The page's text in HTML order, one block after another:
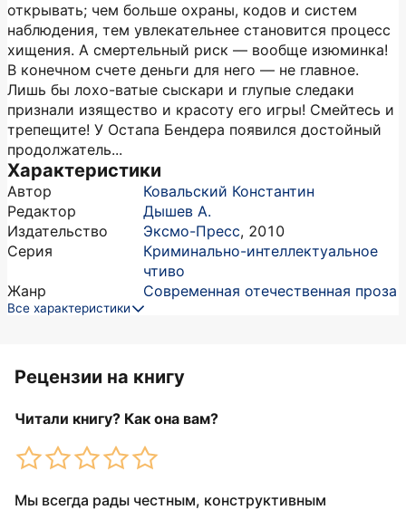
открывать; чем больше охраны, кодов и систем
наблюдения, тем увлекательнее становится процесс
хищения. А смертельный риск — вообще изюминка!
В конечном счете деньги для него — не главное.
Лишь бы лохо-ватые сыскари и глупые следаки
признали изящество и красоту его игры! Смейтесь и
трепещите! У Остапа Бендера появился достойный
продолжатель...
Характеристики
Автор
Ковальский Константин
Редактор
Дышев А.
Издательство
Эксмо-Пресс, 2010
Серия
Криминально-интеллектуальное
чтиво
Жанр
Современная отечественная проза
Все характеристики
Рецензии на книгу
Читали книгу? Как она вам?
Мы всегда рады честным, конструктивным